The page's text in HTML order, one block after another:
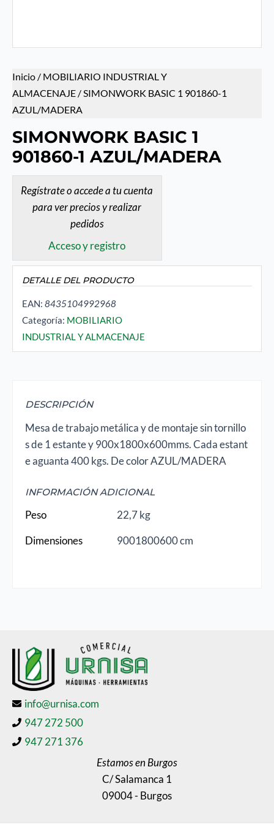
Inicio / MOBILIARIO INDUSTRIAL Y
ALMACENAJE / SIMONWORK BASIC 1 901860-1
AZUL/MADERA
SIMONWORK BASIC 1
901860-1 AZUL/MADERA
Regístrate o accede a tu cuenta
para ver precios y realizar
pedidos
Acceso y registro
DETALLE DEL PRODUCTO
EAN: 8435104992968
Categoría: MOBILIARIO
INDUSTRIAL Y ALMACENAJE
DESCRIPCIÓN
Mesa de trabajo metálica y de montaje sin tornillo
s de 1 estante y 900x1800x600mms. Cada estant
e aguanta 400 kgs. De color AZUL/MADERA
INFORMACIÓN ADICIONAL
Peso
22,7 kg
Dimensiones
9001800600 cm
info@urnisa.com
947 272 500
947 271 376
Estamos en Burgos
C/ Salamanca 1
09004 - Burgos